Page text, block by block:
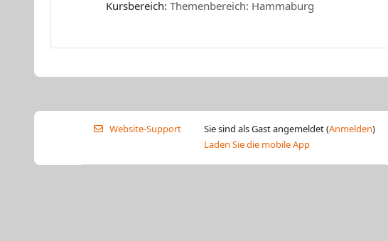
Kursbereich: Themenbereich: Hammaburg
Website-Support Sie sind als Gast angemeldet (Anmelden)
Laden Sie die mobile App